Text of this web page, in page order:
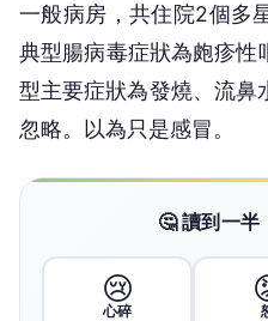
一般病房，共住院2個多
典型腸病毒症狀為皰疹
型主要症狀為發燒、流鼻
忽略。以為只是感冒。
🤔 讀到一半
😢
心碎